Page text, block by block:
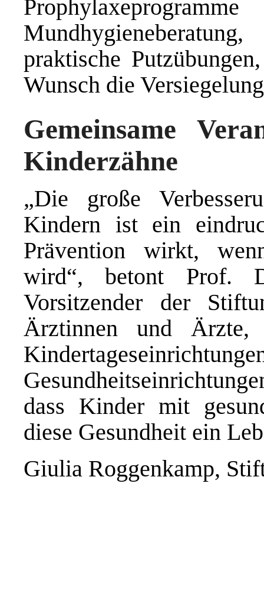
praktische
Wunsch die
Gemeinsame
Kinderzähne
„Die große
Kindern ist ein
Prävention wirkt,
wird“, betont Prof.
Vorsitzender der
Ärztinnen und Ärzte,
dass Kinder mit
diese Gesundheit ein
Giulia Roggenkamp,